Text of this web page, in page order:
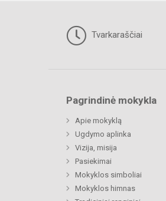
Tvarkaraščiai
Pagrindinė mokykla
Apie mokyklą
Ugdymo aplinka
Vizija, misija
Pasiekimai
Mokyklos simboliai
Mokyklos himnas